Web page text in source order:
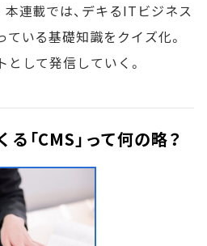
連載では、デキるITビジネス
いる基礎知識をクイズ化。
して発信していく。
「CMS」って何の略？